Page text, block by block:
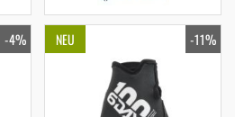
-4% NEU -11%